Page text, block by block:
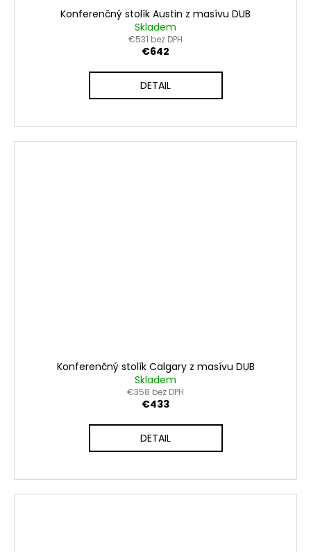
Konferenčný stolík Austin z masívu DUB
Skladem
€531 bez DPH
€642
DETAIL
Konferenčný stolík Calgary z masívu DUB
Skladem
€358 bez DPH
€433
DETAIL